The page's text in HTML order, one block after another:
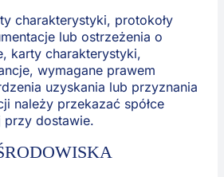
charakterystyki, protokoły
lub ostrzeżenia o
karty charakterystyki,
wymagane prawem
uzyskania lub przyznania
należy przekazać spółce
przy dostawie.